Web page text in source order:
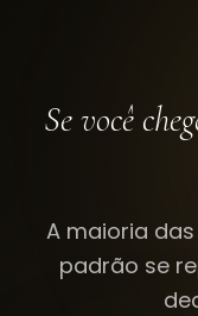
Se você
A maioria
padrão se